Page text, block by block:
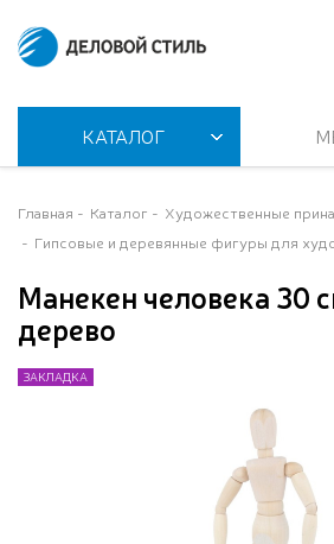
КАТАЛОГ
Главная Каталог
Художественные
Гипсовые и деревянные фигуры для
Манекен человека 30
дерево
ЗАКЛАДКА
ЗАКЛАДКА